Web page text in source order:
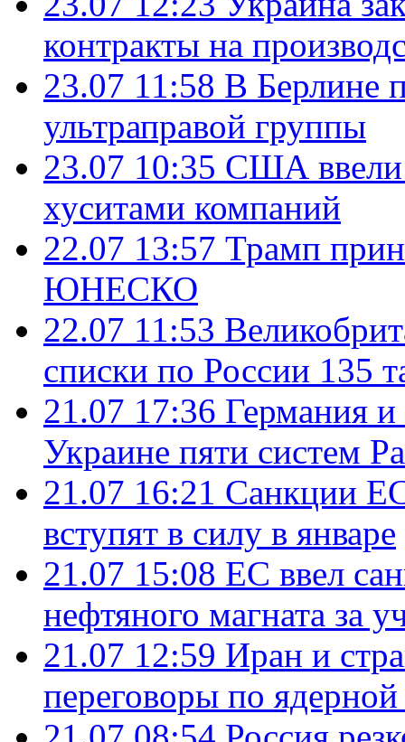
контракты на
23.07 11:58 В Берлине
ультраправой группы
23.07 10:35 США ввели
хуситами компаний
22.07 13:57 Трамп
ЮНЕСКО
22.07 11:53
списки по России 135
21.07 17:36 Германия
Украине пяти систем
21.07 16:21 Санкции
вступят в силу в январе
21.07 15:08 ЕС ввел
нефтяного магната за
21.07 12:59 Иран и
переговоры по